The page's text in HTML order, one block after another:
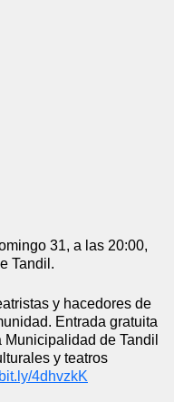
31, a las 20:00,
Tandil.
y hacedores de
Entrada gratuita
de Tandil
y teatros
4dhvzkK